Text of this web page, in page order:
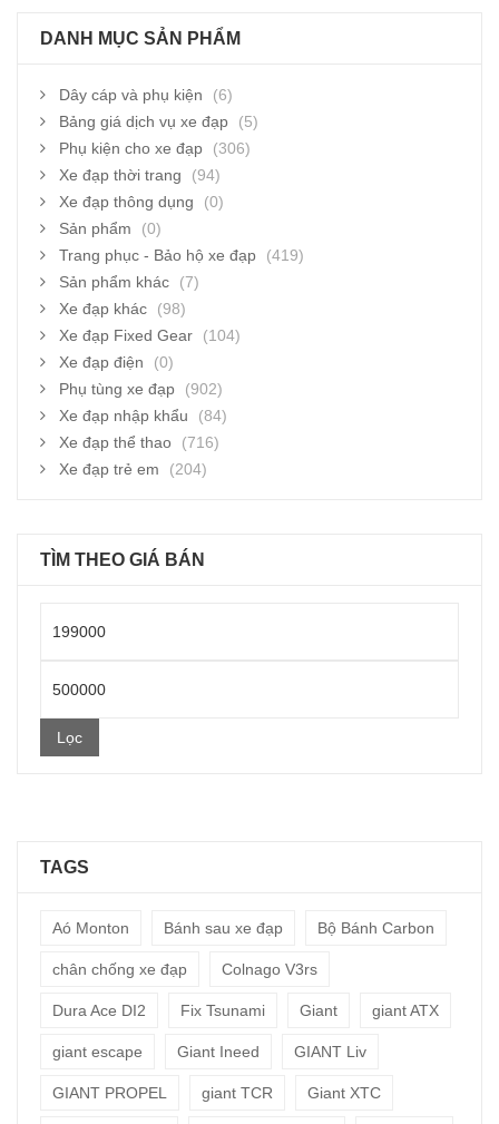
DANH MỤC SẢN PHẨM
Dây cáp và phụ kiện
(6)
Bảng giá dịch vụ xe đạp
(5)
Phụ kiện cho xe đạp
(306)
Xe đạp thời trang
(94)
Xe đạp thông dụng
(0)
Sản phẩm
(0)
Trang phục - Bảo hộ xe đạp
(419)
Sản phẩm khác
(7)
Xe đạp khác
(98)
Xe đạp Fixed Gear
(104)
Xe đạp điện
(0)
Phụ tùng xe đạp
(902)
Xe đạp nhập khẩu
(84)
Xe đạp thể thao
(716)
Xe đạp trẻ em
(204)
TÌM THEO GIÁ BÁN
nhất
cao
nhất
Lọc
TAGS
Aó Monton Bánh sau xe đạp Bộ Bánh Carbon
chân chống xe đạp Colnago V3rs
Dura Ace DI2 Fix Tsunami Giant giant ATX
giant escape Giant Ineed GIANT Liv
GIANT PROPEL giant TCR Giant XTC